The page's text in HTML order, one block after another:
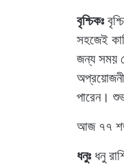
বৃশ্চিকঃ
সহজেই
জন্য সময়
পারেন।
আজ ৭৭
ধনুঃ ধনু